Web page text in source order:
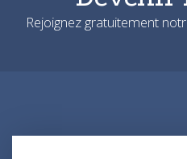
Rejoignez gratuitement